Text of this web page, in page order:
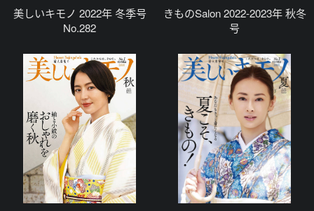
美しいキモノ 2022年 冬季号
No.282
きものSalon 2022-2023年 秋冬
号